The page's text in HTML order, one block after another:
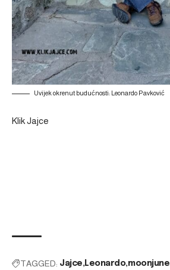
Uvijek okrenut budućnosti: Leonardo Pavković
Klik Jajce
TAGGED: Jajce Leonardo moonjune